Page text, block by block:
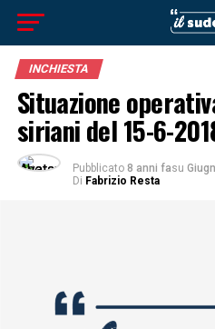
INCHIESTA
Situazione
siriani del 15-6-
Pubblicato 8 anni fasu
Di Fabrizio Resta